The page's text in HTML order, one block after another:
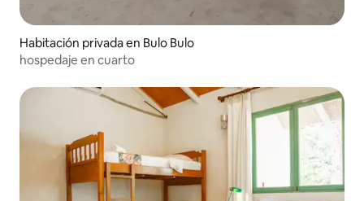
Habitación privada en Bulo Bulo
hospedaje en cuarto